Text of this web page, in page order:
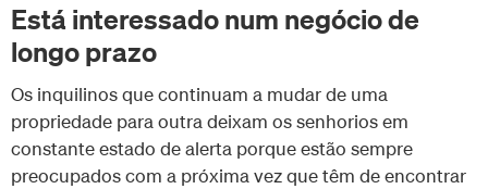
Está interessado num negócio de
longo prazo
Os inquilinos que continuam a mudar de uma
propriedade para outra deixam os senhorios em
constante estado de alerta porque estão sempre
preocupados com a próxima vez que têm de encontrar